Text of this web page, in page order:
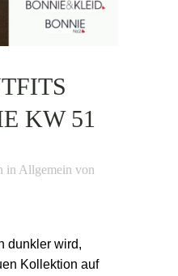
KW 51
in Allgemein von
dunkler wird,
Kollektion auf